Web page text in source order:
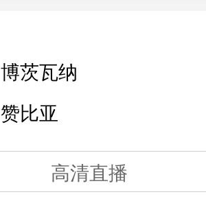
博茨瓦纳
赞比亚
高清直播